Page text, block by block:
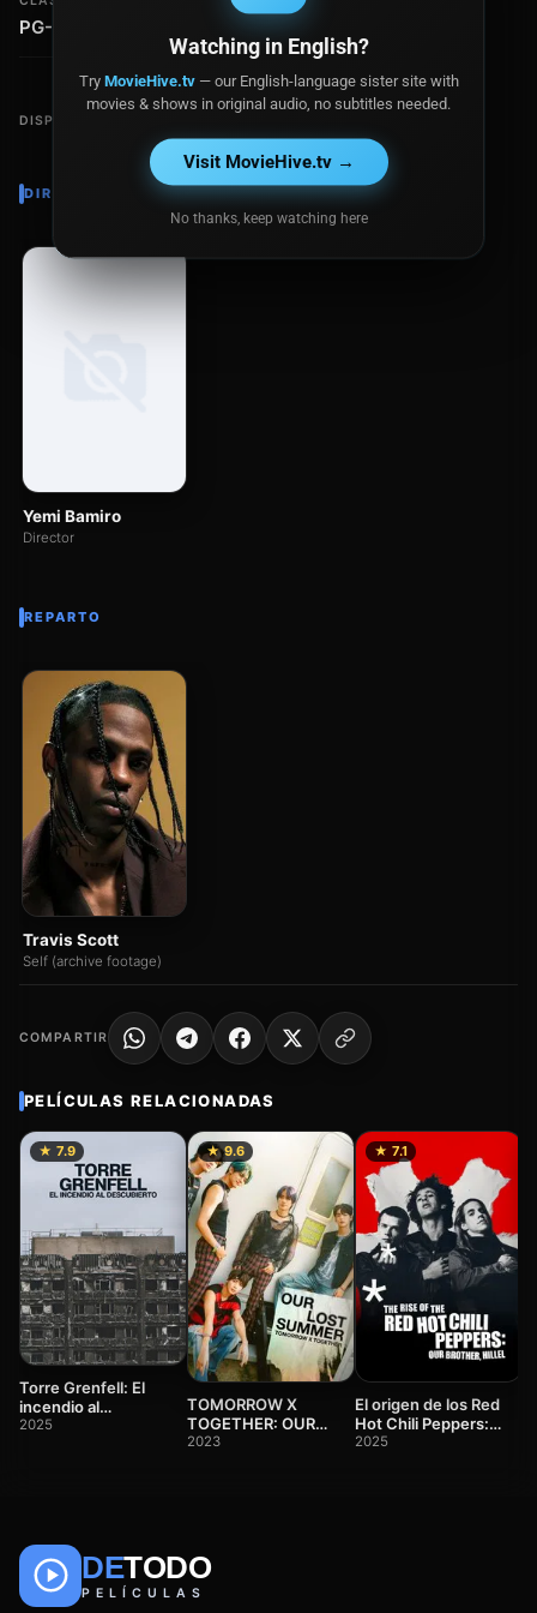
PG-13
DISPONIBLE EN
DIRECTOR
Yemi Bamiro
Director
REPARTO
Travis Scott
Self (archive footage)
COMPARTIR
PELÍCULAS RELACIONADAS
★ 7.9
Torre Grenfell: El
incendio al
descubierto (2025)
2025
★ 9.6
TOMORROW X
TOGETHER: OUR
LOST SUMMER
2023
★ 7.1
El origen de los Red
Hot Chili Peppers:
Nuestro hermano
2025
DETODO
PELÍCULAS
Watching in English?
Try MovieHive.tv— our English-language sister site with
movies & shows in original audio, no subtitles needed.
Visit MovieHive.tv →
No thanks, keep watching here
🎬
Películas